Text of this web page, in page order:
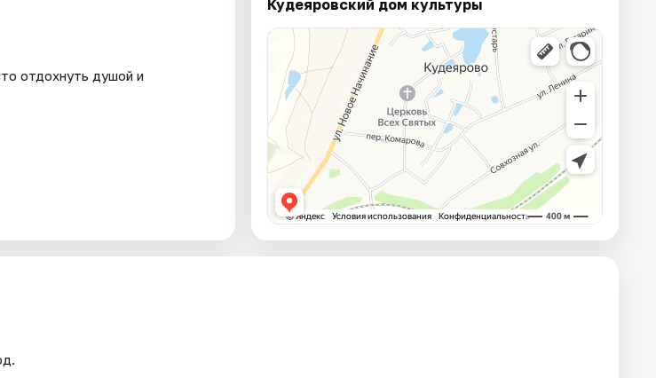
отдохнуть душой и
Кудеяровский дом культуры